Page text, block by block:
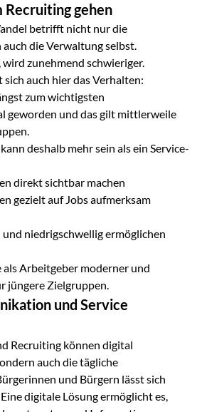
Recruiting gehen
betrifft nicht nur die
die Verwaltung selbst.
zunehmend schwieriger.
auch hier das Verhalten:
zum wichtigsten
geworden und das gilt mittlerweile
deshalb mehr sein als ein Service-
direkt sichtbar machen
gezielt auf Jobs aufmerksam
niedrigschwellig ermöglichen
Arbeitgeber moderner und
jüngere Zielgruppen.
und Service
Recruiting können digital
auch die tägliche
und Bürgern lässt sich
digitale Lösung ermöglicht es,